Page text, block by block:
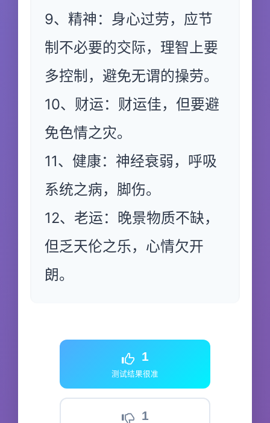
9、精神：身心过劳，应节
制不必要的交际，理智上要
多控制，避免无谓的操劳。
10、财运：财运佳，但要避
免色情之灾。
11、健康：神经衰弱，呼吸
系统之病，脚伤。
12、老运：晚景物质不缺，
但乏天伦之乐，心情欠开
朗。
1
测试结果很准
1